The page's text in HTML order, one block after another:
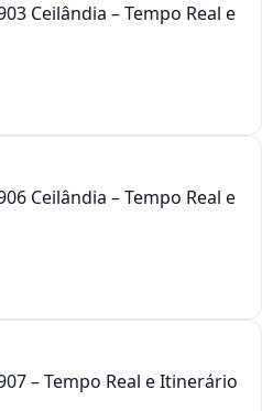
Ceilândia – Tempo Real e
Ceilândia – Tempo Real e